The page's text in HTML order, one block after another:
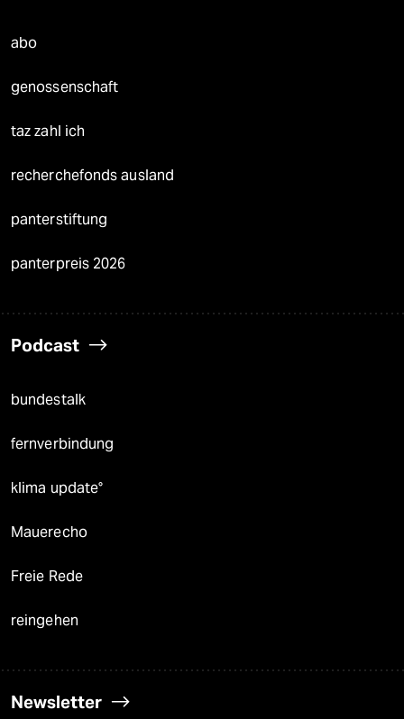
abo
genossenschaft
taz zahl ich
recherchefonds ausland
panterstiftung
panterpreis 2026
Podcast
bundestalk
fernverbindung
klima update°
Mauerecho
Freie Rede
reingehen
Newsletter